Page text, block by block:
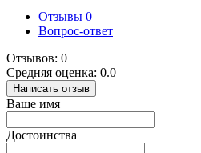
Отзывы 0
Вопрос-ответ
Отзывов: 0
Средняя оценка: 0.0
Написать отзыв
Ваше имя
Достоинства